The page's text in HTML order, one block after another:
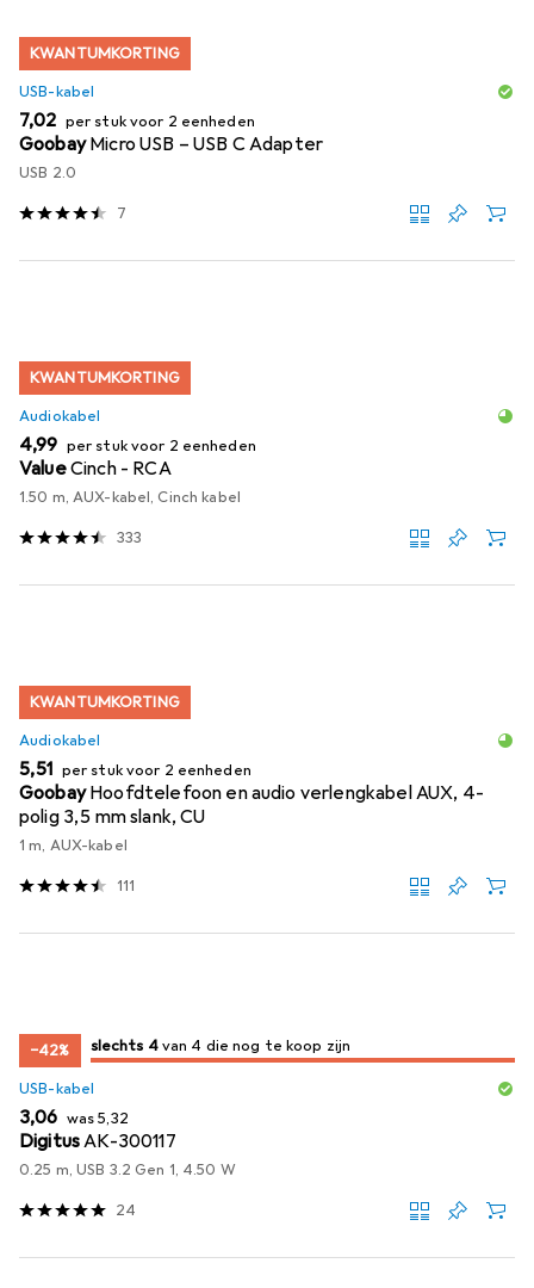
KWANTUMKORTING
USB-kabel
EUR
7,02 per stuk voor 2 eenheden
Goobay Micro USB – USB C Adapter
USB 2.0
7
KWANTUMKORTING
Audiokabel
EUR
4,99 per stuk voor 2 eenheden
ValueCinch - RCA
1.50 m, AUX-kabel, Cinch kabel
333
KWANTUMKORTING
Audiokabel
EUR
5,51 per stuk voor 2 eenheden
Goobay Hoofdtelefoon en audio verlengkabel AUX, 4-
polig 3,5 mm slank, CU
1 m, AUX-kabel
111
−42% 4/ 4
4/ 4 te koop zijn
slechts 4 van 4 die nog te koop zijn
USB-kabel
EUR
3,06 wasEUR
5,32
DigitusAK-300117
0.25 m, USB 3.2 Gen 1, 4.50 W
24